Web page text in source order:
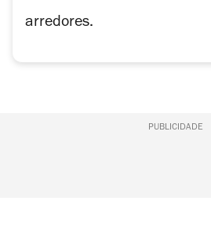
arredores.
PUBLICIDADE